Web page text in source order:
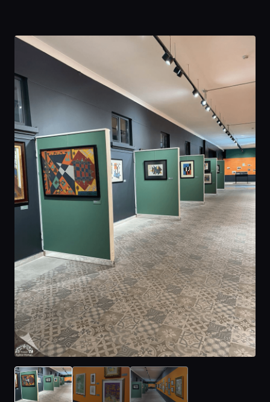
Главная
Локации
Гиды